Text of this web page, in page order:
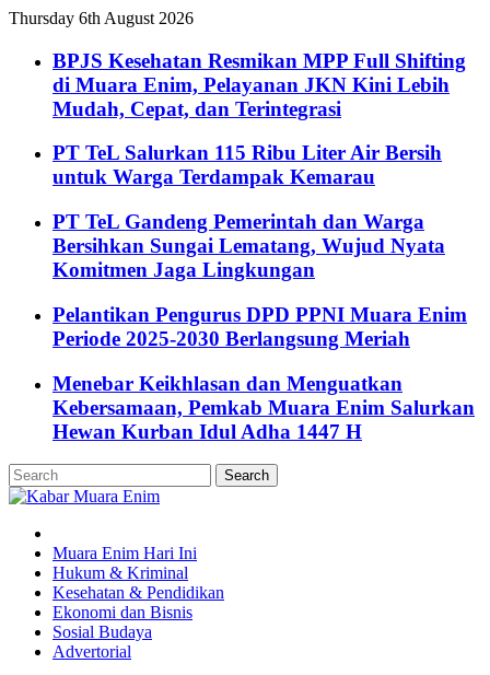
Thursday 6th August 2026
BPJS Kesehatan Resmikan MPP Full Shifting
di Muara Enim, Pelayanan JKN Kini Lebih
Mudah, Cepat, dan Terintegrasi
PT TeL Salurkan 115 Ribu Liter Air Bersih
untuk Warga Terdampak Kemarau
PT TeL Gandeng Pemerintah dan Warga
Bersihkan Sungai Lematang, Wujud Nyata
Komitmen Jaga Lingkungan
Pelantikan Pengurus DPD PPNI Muara Enim
Periode 2025-2030 Berlangsung Meriah
Menebar Keikhlasan dan Menguatkan
Kebersamaan, Pemkab Muara Enim Salurkan
Hewan Kurban Idul Adha 1447 H
Muara Enim Hari Ini
Hukum & Kriminal
Kesehatan & Pendidikan
Ekonomi dan Bisnis
Sosial Budaya
Advertorial